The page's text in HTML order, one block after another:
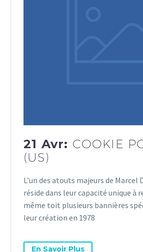
21 Avr: COOKIE
(US)
L’un des atouts majeurs de Marcel
réside dans leur capacité unique à
même toit plusieurs bannières
leur création en 1978
En Savoir Plus